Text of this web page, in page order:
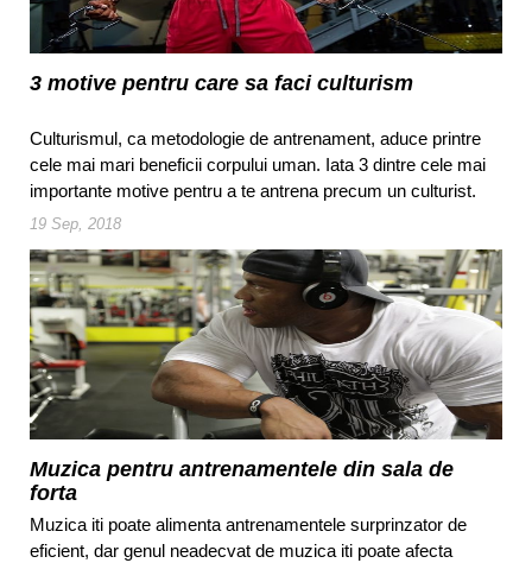
3 motive pentru care sa faci culturism
Culturismul, ca metodologie de antrenament, aduce printre
cele mai mari beneficii corpului uman. Iata 3 dintre cele mai
importante motive pentru a te antrena precum un culturist.
19 Sep, 2018
Muzica pentru antrenamentele din sala de
forta
Muzica iti poate alimenta antrenamentele surprinzator de
eficient, dar genul neadecvat de muzica iti poate afecta